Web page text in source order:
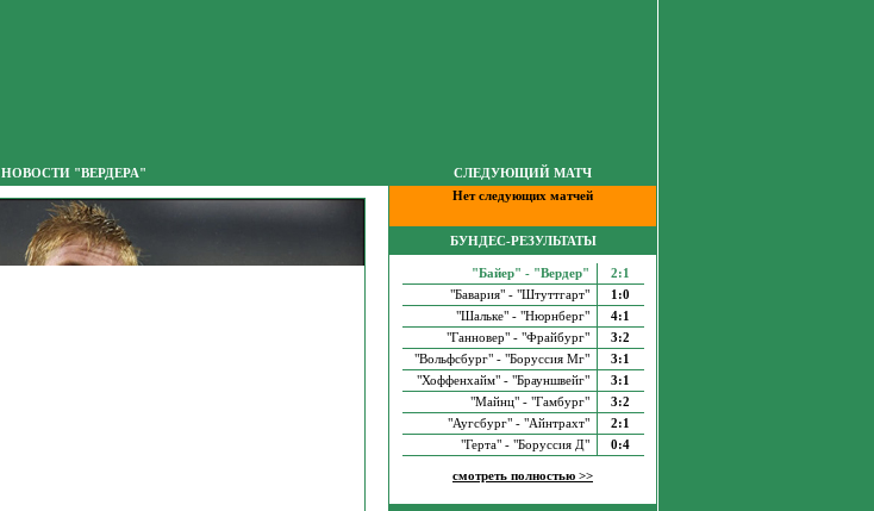
НОВОСТИ "ВЕРДЕРА"
СЛЕДУЮЩИЙ МАТЧ
Нет следующих матчей
БУНДЕС-РЕЗУЛЬТАТЫ
"Байер" - "Вердер"
2:1
"Бавария" - "Штуттгарт"
1:0
"Шальке" - "Нюрнберг"
4:1
"Ганновер" - "Фрайбург"
3:2
"Вольфсбург" - "Боруссия Мг"
3:1
"Хоффенхайм" - "Брауншвейг"
3:1
"Майнц" - "Гамбург"
3:2
"Аугсбург" - "Айнтрахт"
2:1
"Герта" - "Боруссия Д"
0:4
смотреть полностью >>